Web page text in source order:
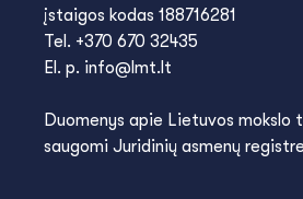
įstaigos kodas 188716281
Tel. +370 670 32435
El. p. info@lmt.lt
Duomenys apie Lietuvos mokslo
saugomi Juridinių asmenų registre